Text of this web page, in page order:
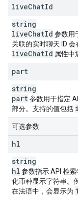
liveChatId
string
liveChatId 参数用
关联的实时聊天 ID 会
liveChatId 属性中
part
string
part参数用于指定
部分。支持的值包括
可选参数
hl
string
hl 参数指示 API 检索
化币种显示字符串。
在法语中，会显示为 1